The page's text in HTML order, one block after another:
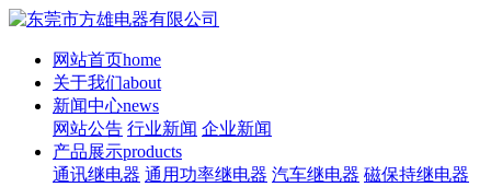
网站首页home
关于我们about
新闻中心news
网站公告 行业新闻 企业新闻
产品展示products
通讯继电器 通用功率继电器 汽车继电器 磁保持继电器